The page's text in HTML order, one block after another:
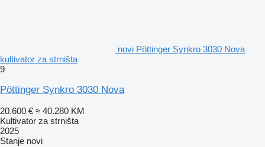
novi Pöttinger Synkro 3030 Nova
kultivator za strništa
9
Pöttinger Synkro 3030 Nova
20.600 € ≈ 40.280 KM
Kultivator za strništa
2025
Stanje novi